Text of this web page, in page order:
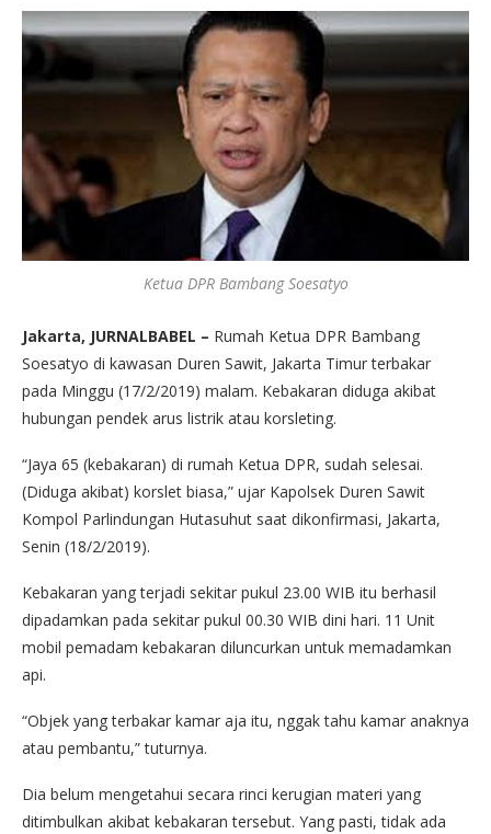
Ketua DPR Bambang Soesatyo
Jakarta, JURNALBABEL – Rumah Ketua DPR Bambang
Soesatyo di kawasan Duren Sawit, Jakarta Timur terbakar
pada Minggu (17/2/2019) malam. Kebakaran diduga akibat
hubungan pendek arus listrik atau korsleting.
“Jaya 65 (kebakaran) di rumah Ketua DPR, sudah selesai.
(Diduga akibat) korslet biasa,” ujar Kapolsek Duren Sawit
Kompol Parlindungan Hutasuhut saat dikonfirmasi, Jakarta,
Senin (18/2/2019).
Kebakaran yang terjadi sekitar pukul 23.00 WIB itu berhasil
dipadamkan pada sekitar pukul 00.30 WIB dini hari. 11 Unit
mobil pemadam kebakaran diluncurkan untuk memadamkan
api.
“Objek yang terbakar kamar aja itu, nggak tahu kamar anaknya
atau pembantu,” tuturnya.
Dia belum mengetahui secara rinci kerugian materi yang
ditimbulkan akibat kebakaran tersebut. Yang pasti, tidak ada